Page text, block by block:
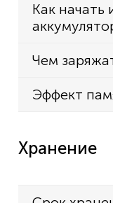
Как начать
Чем
Эффект
Хранение